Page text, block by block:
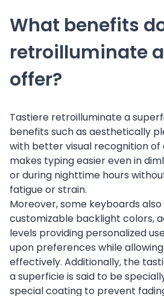
What benefits
retroilluminate
offer?
Tastiere retroilluminate a
benefits such as aesthetically
with better visual recognition
makes typing easier even in
or during nighttime hours
fatigue or strain.
Moreover, some keyboards
customizable backlight colors,
levels providing personalized
upon preferences while
effectively. Additionally, the
a superficie is said to be
special coating to prevent